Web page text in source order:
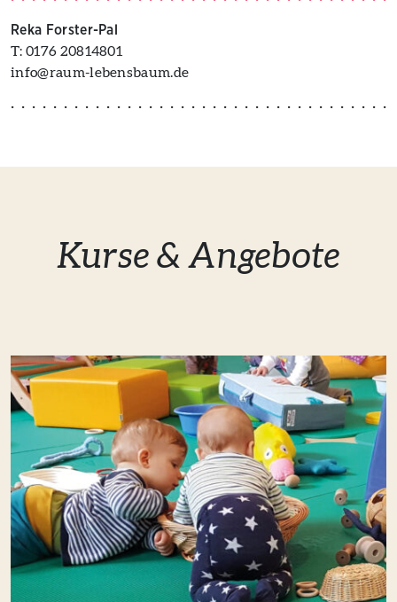
Reka Forster-Pal
T: 0176 20814801
info@raum-lebensbaum.de
Kurse & Angebote